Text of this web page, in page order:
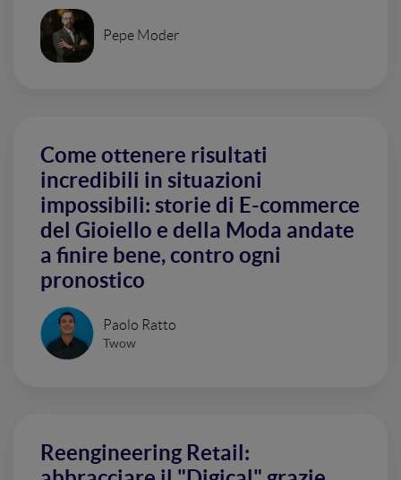
Pepe Moder
Come ottenere risultati
incredibili in situazioni
impossibili: storie di E-commerce
del Gioiello e della Moda andate
a finire bene, contro ogni
pronostico
Paolo Ratto
Twow
Reengineering Retail: